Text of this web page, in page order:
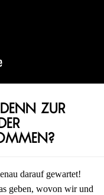
zur
darauf gewartet!
geben, wovon wir und